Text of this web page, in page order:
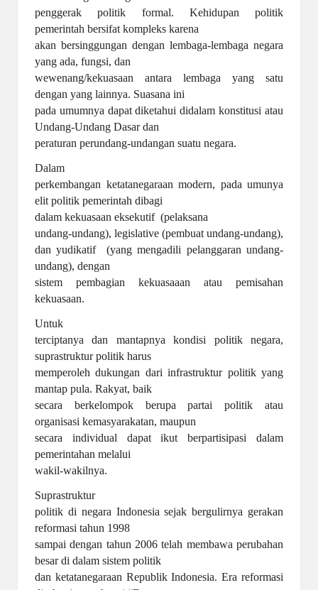
penggerak politik formal. Kehidupan politik
pemerintah bersifat kompleks karena
akan bersinggungan dengan lembaga-lembaga negara
yang ada, fungsi, dan
wewenang/kekuasaan antara lembaga yang satu
dengan yang lainnya. Suasana ini
pada umumnya dapat diketahui didalam konstitusi atau
Undang-Undang Dasar dan
peraturan perundang-undangan suatu negara.
Dalam
perkembangan ketatanegaraan modern, pada umunya
elit politik pemerintah dibagi
dalam kekuasaan eksekutif (pelaksana
undang-undang), legislative (pembuat undang-undang),
dan yudikatif (yang mengadili pelanggaran undang-
undang), dengan
sistem pembagian kekuasaaan atau pemisahan
kekuasaan.
Untuk
terciptanya dan mantapnya kondisi politik negara,
suprastruktur politik harus
memperoleh dukungan dari infrastruktur politik yang
mantap pula. Rakyat, baik
secara berkelompok berupa partai politik atau
organisasi kemasyarakatan, maupun
secara individual dapat ikut berpartisipasi dalam
pemerintahan melalui
wakil-wakilnya.
Suprastruktur
politik di negara Indonesia sejak bergulirnya gerakan
reformasi tahun 1998
sampai dengan tahun 2006 telah membawa perubahan
besar di dalam sistem politik
dan ketatanegaraan Republik Indonesia. Era reformasi